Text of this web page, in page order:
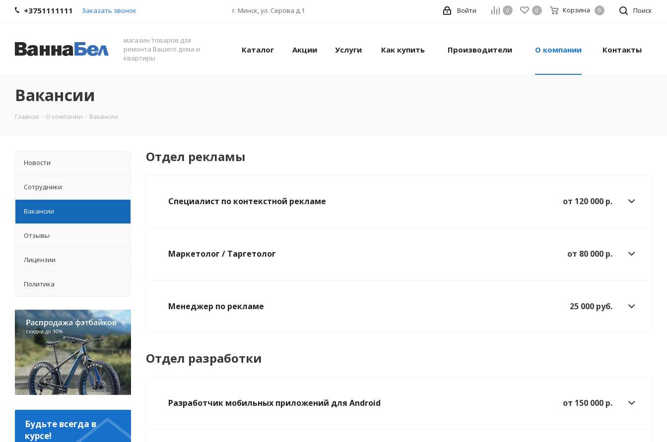
+3751111111 Заказать звонок г. Минск, ул. Серова д.1 Поиск
0 0 Корзина 0
Войти
магазин товаров для
ремонта Вашего дома и
квартиры
Каталог Акции Услуги Как купить Производители О компании Контакты
Вакансии
Главная - О компании - Вакансии
Отдел рекламы
Специалист по контекстной рекламе от 120 000 р.
Маркетолог / Таргетолог от 80 000 р.
Менеджер по рекламе 25 000 руб.
Отдел разработки
Разработчик мобильных приложений для Android от 150 000 р.
Новости
Сотрудники
Вакансии
Отзывы
Лицензии
Политика
Будьте всегда в
курсе!